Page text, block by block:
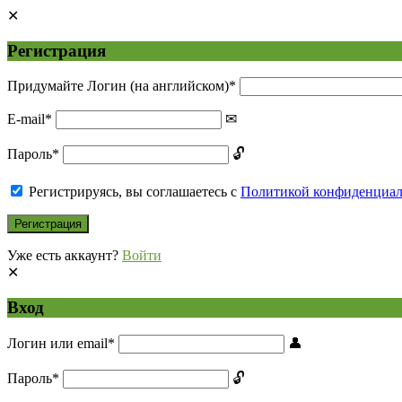
Регистрация
Придумайте Логин (на английском)*
E-mail*
Пароль*
Регистрируясь, вы соглашаетесь с Политикой
Уже есть аккаунт? Войти
Вход
Логин или email*
Пароль*